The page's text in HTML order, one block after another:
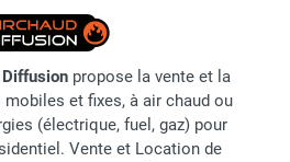
propose la vente et la
et fixes, à air chaud ou
(électrique, fuel, gaz) pour
Vente et Location de